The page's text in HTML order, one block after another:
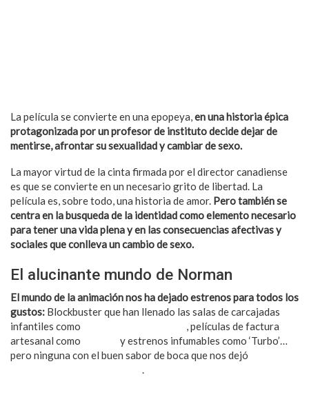
La película se convierte en una epopeya,en una historia épica
protagonizada por un profesor de instituto decide dejar de
mentirse, afrontar su sexualidad y cambiar de sexo.
La mayor virtud de la cinta firmada por el director canadiense
es que se convierte en un necesario grito de libertad. La
película es, sobre todo, una historia de amor. Pero también se
centra en la busqueda de la identidad como elemento necesario
para tener una vida plena y en las consecuencias afectivas y
sociales que conlleva un cambio de sexo.
El alucinante mundo de Norman
El mundo de la animación nos ha dejado estrenos para todos los
gustos: Blockbuster que han llenado las salas de carcajadas
infantiles como
, películas de factura
artesanal como
y estrenos infumables como ‘Turbo’…
pero ninguna con el buen sabor de boca que nos dejó
.